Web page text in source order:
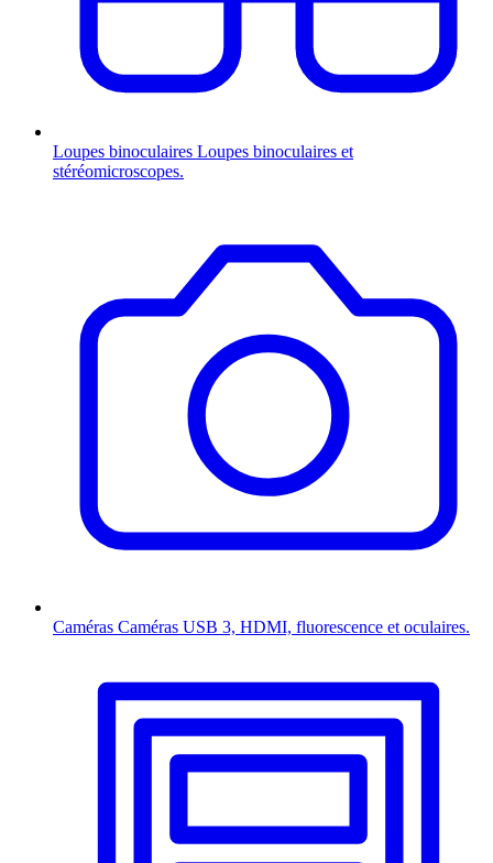
Loupes binoculaires Loupes binoculaires et
stéréomicroscopes.
Caméras Caméras USB 3, HDMI, fluorescence et oculaires.